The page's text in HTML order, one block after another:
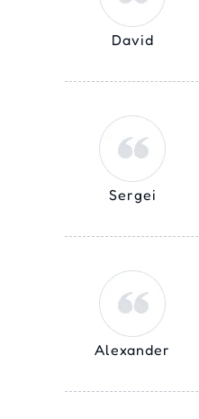
David
Sergei
Alexander